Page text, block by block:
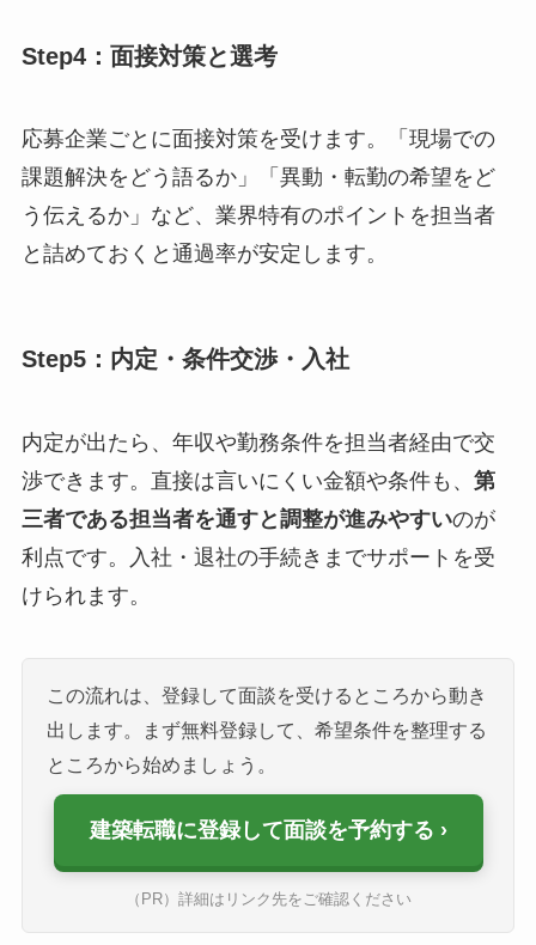
Step4：面接対策と選考
応募企業ごとに面接対策を受けます。「現場での
課題解決をどう語るか」「異動・転勤の希望をど
う伝えるか」など、業界特有のポイントを担当者
と詰めておくと通過率が安定します。
Step5：内定・条件交渉・入社
内定が出たら、年収や勤務条件を担当者経由で交
渉できます。直接は言いにくい金額や条件も、 第
三者である担当者を通すと調整が進みやすいのが
利点です。入社・退社の手続きまでサポートを受
けられます。
この流れは、登録して面談を受けるところから動き
出します。まず無料登録して、希望条件を整理する
ところから始めましょう。
建築転職に登録して面談を予約する
（PR）詳細はリンク先をご確認ください